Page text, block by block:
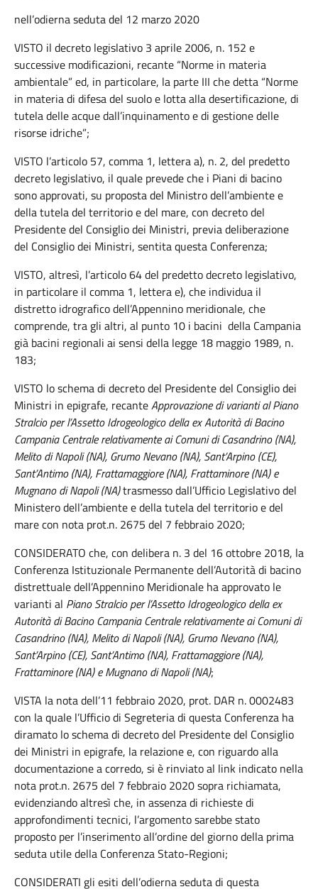
nell’odierna seduta del 12 marzo 2020
VISTO il decreto legislativo 3 aprile 2006, n. 152 e
successive modificazioni, recante “Norme in materia
ambientale” ed, in particolare, la parte III che detta “Norme
in materia di difesa del suolo e lotta alla desertificazione, di
tutela delle acque dall’inquinamento e di gestione delle
risorse idriche”;
VISTO l’articolo 57, comma 1, lettera a), n. 2, del predetto
decreto legislativo, il quale prevede che i Piani di bacino
sono approvati, su proposta del Ministro dell’ambiente e
della tutela del territorio e del mare, con decreto del
Presidente del Consiglio dei Ministri, previa deliberazione
del Consiglio dei Ministri, sentita questa Conferenza;
VISTO, altresì, l’articolo 64 del predetto decreto legislativo,
in particolare il comma 1, lettera e), che individua il
distretto idrografico dell’Appennino meridionale, che
comprende, tra gli altri, al punto 10 i bacini della Campania
già bacini regionali ai sensi della legge 18 maggio 1989, n.
183;
VISTO lo schema di decreto del Presidente del Consiglio dei
Ministri in epigrafe, recanteApprovazione di varianti al Piano
Stralcio per l’Assetto Idrogeologico della ex Autorità di Bacino
Campania Centrale relativamente ai Comuni di Casandrino (NA),
Melito di Napoli (NA), Grumo Nevano (NA), Sant’Arpino (CE),
Sant’Antimo (NA), Frattamaggiore (NA), Frattaminore (NA) e
Mugnano di Napoli (NA)trasmesso dall’Ufficio Legislativo del
Ministero dell’ambiente e della tutela del territorio e del
mare con nota prot.n. 2675 del 7 febbraio 2020;
CONSIDERATO che, con delibera n. 3 del 16 ottobre 2018, la
Conferenza Istituzionale Permanente dell’Autorità di bacino
distrettuale dell’Appennino Meridionale ha approvato le
varianti al Piano Stralcio per l’Assetto Idrogeologico della ex
Autorità di Bacino Campania Centrale relativamente ai Comuni di
Casandrino (NA), Melito di Napoli (NA), Grumo Nevano (NA),
Sant’Arpino (CE), Sant’Antimo (NA), Frattamaggiore (NA),
Frattaminore (NA) e Mugnano di Napoli (NA);
VISTA la nota dell’11 febbraio 2020, prot. DAR n. 0002483
con la quale l’Ufficio di Segreteria di questa Conferenza ha
diramato lo schema di decreto del Presidente del Consiglio
dei Ministri in epigrafe, la relazione e, con riguardo alla
documentazione a corredo, si è rinviato al link indicato nella
nota prot.n. 2675 del 7 febbraio 2020 sopra richiamata,
evidenziando altresì che, in assenza di richieste di
approfondimenti tecnici, l’argomento sarebbe stato
proposto per l’inserimento all’ordine del giorno della prima
seduta utile della Conferenza Stato-Regioni;
CONSIDERATI gli esiti dell’odierna seduta di questa